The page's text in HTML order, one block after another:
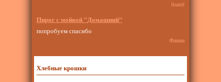
lisanti
Пирог с мойвой "Домашний"
попробуем спасибо
Фаина
Хлебные крошки